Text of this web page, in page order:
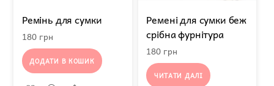
Ремінь для сумки
180 грн
ДОДАТИ В КОШИК
Ремені для сумки беж
срібна фурнітура
180 грн
ЧИТАТИ ДАЛІ